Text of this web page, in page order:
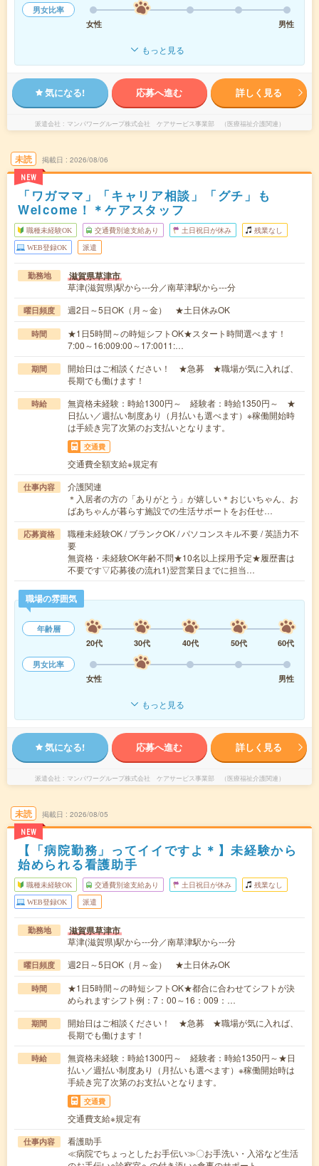
男女比率
女性
男性
もっと見る
気になる! 応募へ進む 詳しく見る
派遣会社 マンパワーグループ株式会社 ケアサービス事業部 （医療福祉介護関連）
未読
NEW
掲載日 2026/08/06
「ワガママ」「キャリア相談」「グチ」も
Welcome！＊ケアスタッフ
職種未経験OK 交通費別途支給あり 土日祝日が休み 残業なし
WEB登録OK 派遣
勤務地 滋賀県草津市
草津(滋賀県)駅から---分／南草津駅から---分
曜日頻度 週2日～5日OK（月～金） ★土日休みOK
時間
★1日5時間～の時短シフトOK★スタート時間選べます！
7:00～16:009:00～17:0011:…
期間
開始日はご相談ください！ ★急募 ★職場が気に入れば、
長期でも働けます！
時給
無資格未経験：時給1300円～ 経験者：時給1350円～ ★
日払い／週払い制度あり（月払いも選べます）※稼働開始時
は手続き完了次第のお支払いとなります。
交通費
交通費全額支給※規定有
仕事内容
介護関連
＊入居者の方の「ありがとう」が嬉しい＊おじいちゃん、お
ばあちゃんが暮らす施設での生活サポートをお任せ…
応募資格
職種未経験OK / ブランクOK / パソコンスキル不要 / 英語力不
要
無資格・未経験OK年齢不問★10名以上採用予定★履歴書は
不要です▽応募後の流れ1)翌営業日までに担当…
職場の雰囲気
年齢層
20代
30代 40代 50代
60代
男女比率
女性
男性
もっと見る
気になる! 応募へ進む 詳しく見る
派遣会社 マンパワーグループ株式会社 ケアサービス事業部 （医療福祉介護関連）
未読
NEW
掲載日 2026/08/05
【「病院勤務」ってイイですよ＊】未経験から
始められる看護助手
職種未経験OK 交通費別途支給あり 土日祝日が休み 残業なし
WEB登録OK 派遣
勤務地 滋賀県草津市
草津(滋賀県)駅から---分／南草津駅から---分
曜日頻度 週2日～5日OK（月～金） ★土日休みOK
時間
★1日5時間～の時短シフトOK★都合に合わせてシフトが決
められますシフト例：7：00～16：009：…
期間
開始日はご相談ください！ ★急募 ★職場が気に入れば、
長期でも働けます！
時給
無資格未経験：時給1300円～ 経験者：時給1350円～★日
払い／週払い制度あり（月払いも選べます）※稼働開始時は
手続き完了次第のお支払いとなります。
交通費
交通費支給※規定有
仕事内容
看護助手
≪病院でちょっとしたお手伝い≫〇お手洗い・入浴など生活